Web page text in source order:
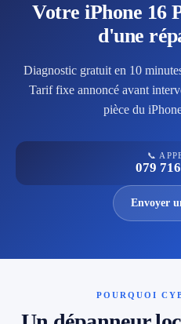
Votre iPhone 16
d'une
Diagnostic gratuit en 10
Tarif fixe annoncé avant
pièce du
📞
079
Envoyer
POURQUOI